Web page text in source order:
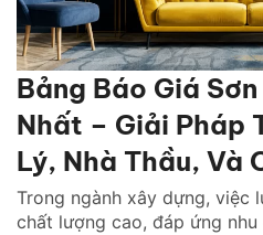
Bảng Báo Giá Sơn
Nhất – Giải Pháp
Lý, Nhà Thầu, Và
Trong ngành xây dựng, việc
chất lượng cao, đáp ứng